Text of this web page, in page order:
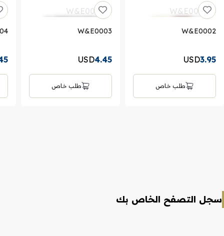
W&E0002
3.95
USD
طلب خاص
W&E0003
4.45
USD
طلب خاص
سجل التصفح الخاص بك